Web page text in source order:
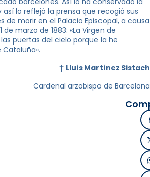
lo reflejó la prensa que recogió sus
de morir en el Palacio Episcopal, a causa
marzo de 1883: «La Virgen de
puertas del cielo porque la he
† Lluís Martínez Sistach
Cardenal arzobispo de Barcelona